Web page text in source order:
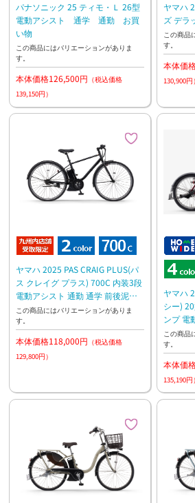
パナソニック 25 ティモ・Ｌ 26型
電動アシスト 通学 通勤 お買
い物
この商品にはバリエーションがありま
す。
本体価格126,500円 （税込価格
139,150円）
ヤマハ
ズ デラ
この商品
す。
本体価
130,900円）
ヤマハ 2025 PAS CRAIG PLUS(パ
ス クレイグ プラス) 700C 内装3段
電動アシスト 通勤 通学 前後泥よ
け付き
この商品にはバリエーションがありま
す。
本体価格118,000円 （税込価格
129,800円）
ヤマハ
シー)
ンプ 電
勤 お買
この商品
す。
本体価
135,190円）